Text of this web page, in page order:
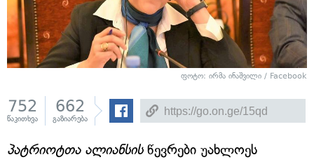
ფოტო: ირმა ინაშვილი / Facebook
752
წაკითხვა
662
გაზიარება
პატრიოტთა ალიანსისწევრები უახლოეს